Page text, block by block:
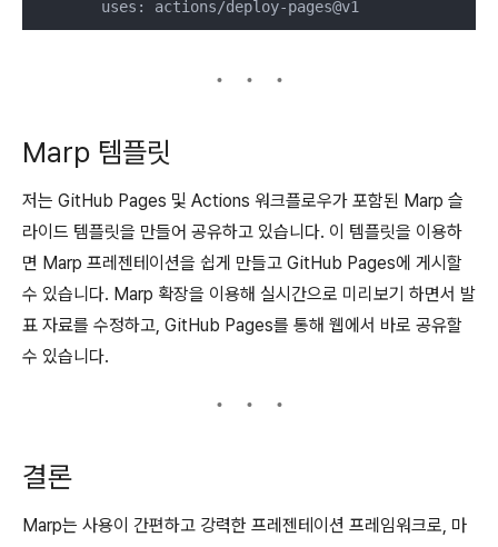
        uses: actions/deploy-pages@v1
Marp 템플릿
저는 GitHub Pages 및 Actions 워크플로우가 포함된 Marp 슬
라이드 템플릿을 만들어 공유하고 있습니다. 이 템플릿을 이용하
면 Marp 프레젠테이션을 쉽게 만들고 GitHub Pages에 게시할
수 있습니다. Marp 확장을 이용해 실시간으로 미리보기 하면서 발
표 자료를 수정하고, GitHub Pages를 통해 웹에서 바로 공유할
수 있습니다.
결론
Marp는 사용이 간편하고 강력한 프레젠테이션 프레임워크로, 마